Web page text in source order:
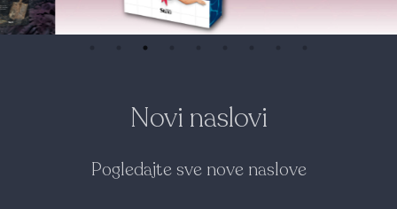
Novi naslovi
Pogledajte sve nove naslove